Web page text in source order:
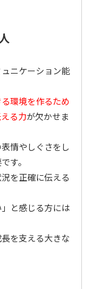
ニケーション能
環境を作るため
る力が欠かせま
情やしぐさをし
す。
を正確に伝える
と感じる方には
を支える大きな